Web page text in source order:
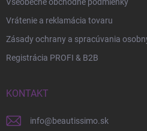
Vrátenie a reklamácia tovaru
Zásady ochrany a spracúvania
Registrácia PROFI & B2B
KONTAKT
info@beautissimo.sk